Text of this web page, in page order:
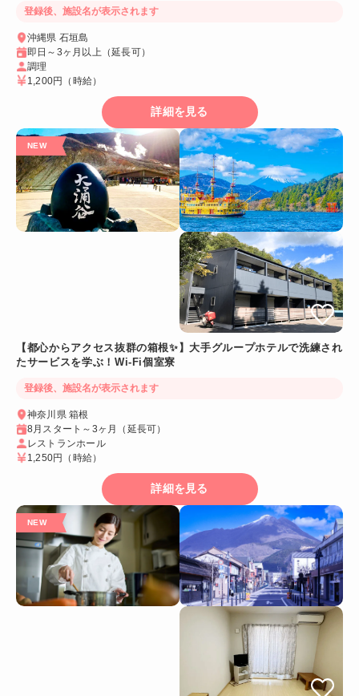
登録後、施設名が表示されます
沖縄県 石垣島
即日～3ヶ月以上（延長可）
調理
1,200円 （時給）
詳細を見る
【都心からアクセス抜群の箱根✨】大手グループホテルで洗練され
たサービスを学ぶ！Wi-Fi個室寮
登録後、施設名が表示されます
神奈川県 箱根
8月スタート～3ヶ月（延長可）
レストランホール
1,250円
（時給）
詳細を見る